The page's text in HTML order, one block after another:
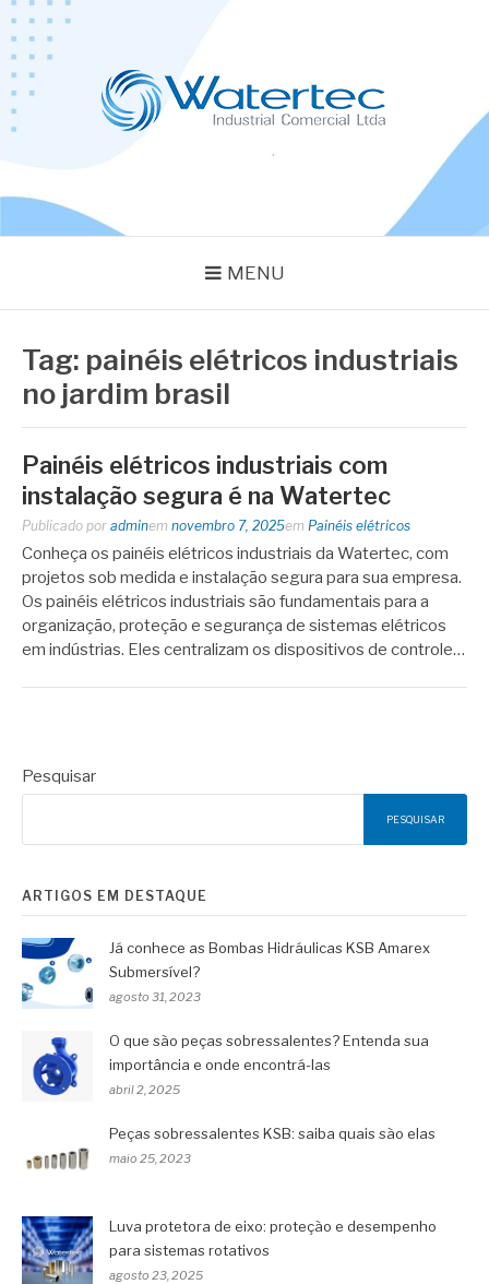
Pular
para
conteúdo
MENU
Tag: painéis elétricos industriais
no jardim brasil
Painéis elétricos industriais com
instalação segura é na Watertec
Publicado por adminem novembro 7, 2025em Painéis elétricos
Conheça os painéis elétricos industriais da Watertec, com
projetos sob medida e instalação segura para sua empresa.
Os painéis elétricos industriais são fundamentais para a
organização, proteção e segurança de sistemas elétricos
em indústrias. Eles centralizam os dispositivos de controle…
Pesquisar
PESQUISAR
ARTIGOS EM DESTAQUE
Já conhece as Bombas Hidráulicas KSB Amarex
Submersível?
agosto 31, 2023
O que são peças sobressalentes? Entenda sua
importância e onde encontrá-las
abril 2, 2025
Peças sobressalentes KSB: saiba quais são elas
maio 25, 2023
Luva protetora de eixo: proteção e desempenho
para sistemas rotativos
agosto 23, 2025